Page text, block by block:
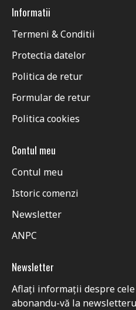
Informatii
Termeni & Conditii
Protectia datelor
Politica de retur
Formular de retur
Politica cookies
Contul meu
Contul meu
Istoric comenzi
Newsletter
ANPC
Newsletter
Aflați informații despre
abonandu-vă la